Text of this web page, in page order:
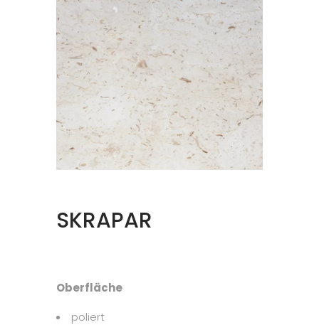
SKRAPAR
Oberfläche
poliert